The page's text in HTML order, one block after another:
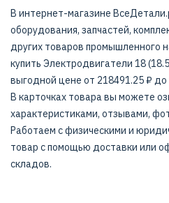
В интернет-магазине
оборудования, запчастей,
других товаров промышленного
купить Электродвигатели 18
выгодной цене от 218491.25 ₽
В карточках товара вы можете
характеристиками, отзывами,
Работаем с физическими и
товар с помощью доставки или
складов.